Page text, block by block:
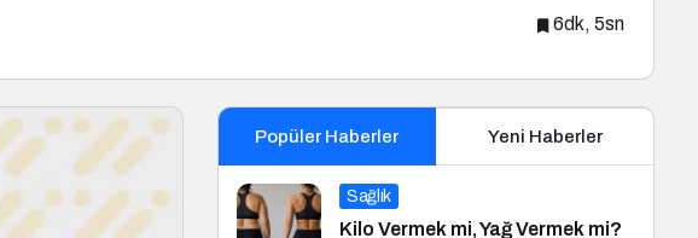
6dk, 5sn
Popüler Haberler Yeni Haberler
Sağlık
Kilo Vermek mi, Yağ Vermek mi?